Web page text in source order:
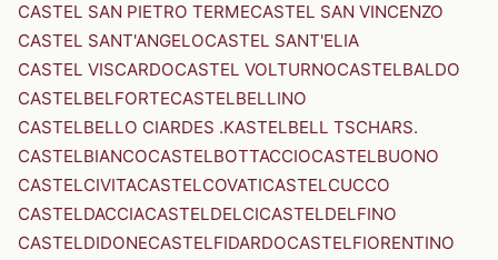
CASTEL SAN PIETRO TERMECASTEL SAN VINCENZO
CASTEL SANT'ANGELOCASTEL SANT'ELIA
CASTEL VISCARDOCASTEL VOLTURNOCASTELBALDO
CASTELBELFORTECASTELBELLINO
CASTELBELLO CIARDES .KASTELBELL TSCHARS.
CASTELBIANCOCASTELBOTTACCIOCASTELBUONO
CASTELCIVITACASTELCOVATICASTELCUCCO
CASTELDACCIACASTELDELCICASTELDELFINO
CASTELDIDONECASTELFIDARDOCASTELFIORENTINO